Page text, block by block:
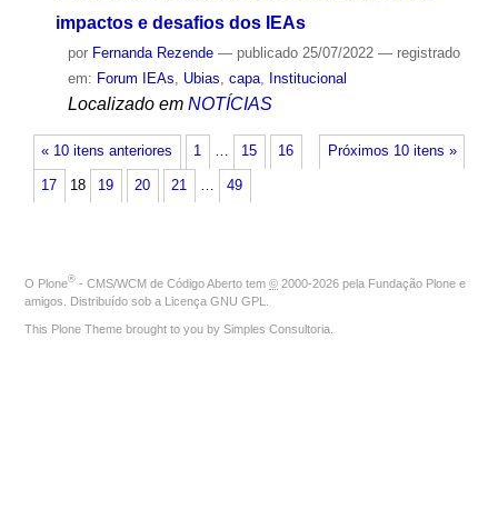
impactos e desafios dos IEAs
por Fernanda Rezende — publicado25/07/2022 — registrado
em: Forum IEAs, Ubias, capa, Institucional
Localizado em NOTÍCIAS
« 10 itens anteriores Próximos 10 itens »
1 … 15 16
17 18 19 20 21 … 49
O Plone® - CMS/WCM de Código Aberto tem © 2000-2026 pela Fundação Plone e
amigos. Distribuído sob a Licença GNU GPL
This Plone Theme brought to you by Simples Consultoria